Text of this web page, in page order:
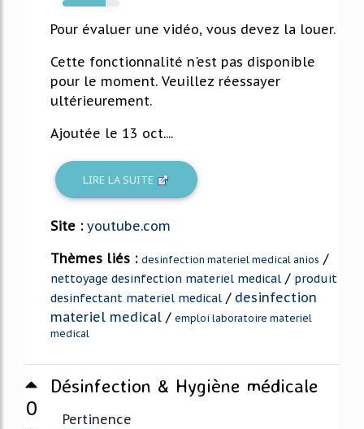
76%
Pour évaluer une vidéo, vous devez la louer.
Cette fonctionnalité n'est pas disponible
pour le moment. Veuillez réessayer
ultérieurement.
Ajoutée le 13 oct....
LIRE LA SUITE
Site : youtube.com
Thèmes liés : desinfection materiel medical anios /
nettoyage desinfection materiel medical / produit
desinfectant materiel medical / desinfection
materiel medical / emploi laboratoire materiel
medical
0
Désinfection & Hygiène médicale
Pertinence